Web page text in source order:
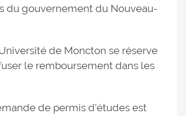
du gouvernement du Nouveau-
de Moncton se réserve
le remboursement dans les
de permis d’études est